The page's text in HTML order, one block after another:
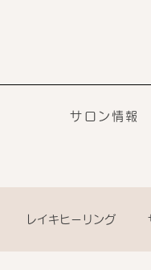
サロン情報
レイキヒーリング